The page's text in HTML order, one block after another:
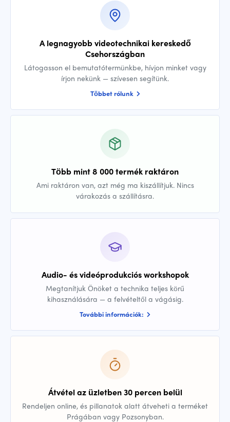
A legnagyobb videotechnikai kereskedő
Csehországban
Látogasson el bemutatótermünkbe, hívjon minket vagy
írjon nekünk — szívesen segítünk.
Többet rólunk
Több mint 8 000 termék raktáron
Ami raktáron van, azt még ma kiszállítjuk. Nincs
várakozás a szállításra.
Audio- és videóprodukciós workshopok
Megtanítjuk Önöket a technika teljes körű
kihasználására — a felvételtől a vágásig.
További információk:
Átvétel az üzletben 30 percen belül
Rendeljen online, és pillanatok alatt átveheti a terméket
Prágában vagy Pozsonyban.